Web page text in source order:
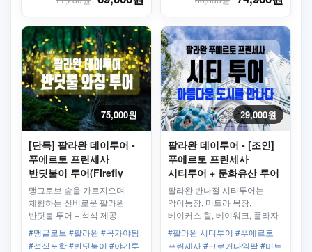
75,000원
[단독] 팔라완 데이투어 -
푸에르토 프린세사
반딧불이 투어(Firefly
Watching), 석식포함
맹그로브 숲을 가르지으며
체험하는 신비로운 팔라완
반딧불 투어 + 석식 제공
#맹글로브 #팔라완 #꼭가야됨
#석식포함 #반딧불이 #야간투
29,000원
팔라완 데이투어 - [조인]
푸에르토 프린세사
시티투어 + 문화유산 투어
팔라완 반나절 시티투어는
악어농장, 미트라 목장,
베이커스 힐, 베이워크, 플라자
쿠아텔, 비누아탄 웨이빙 센터,
성모수태 성당, 기념품 가게
#팔라완 시티투어 #푸에르토
프린세사 #크로커다일팜 #미트